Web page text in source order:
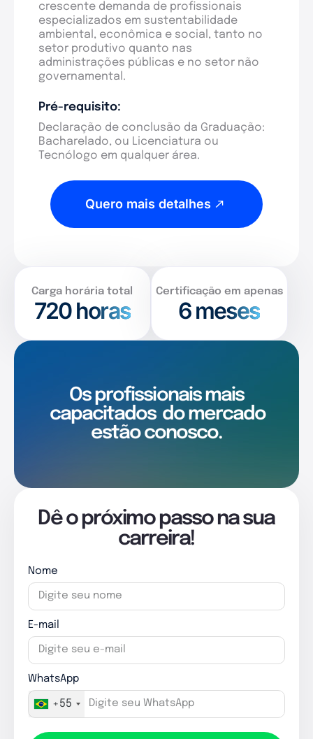
crescente demanda de profissionais
especializados em sustentabilidade
ambiental, econômica e social, tanto no
setor produtivo quanto nas
administrações públicas e no setor não
governamental.
Pré-requisito:
Declaração de conclusão da Graduação:
Bacharelado, ou Licenciatura ou
Tecnólogo em qualquer área.
Quero mais detalhes
Carga horária total
720horas
Certificação em apenas
6 meses
Os profissionais mais
capacitados do mercado
estão conosco.
Dê o próximo passo na sua
carreira!
Nome
E-mail
WhatsApp
+55